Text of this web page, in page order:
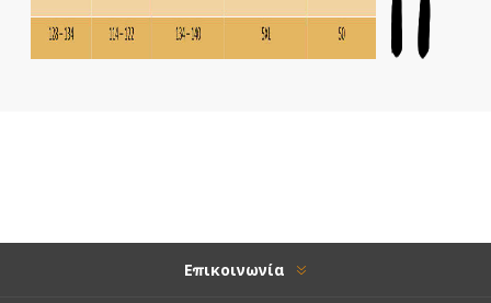
Επικοινωνία